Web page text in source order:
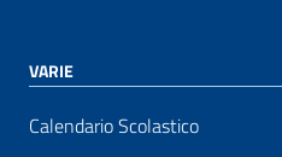
VARIE
Calendario Scolastico